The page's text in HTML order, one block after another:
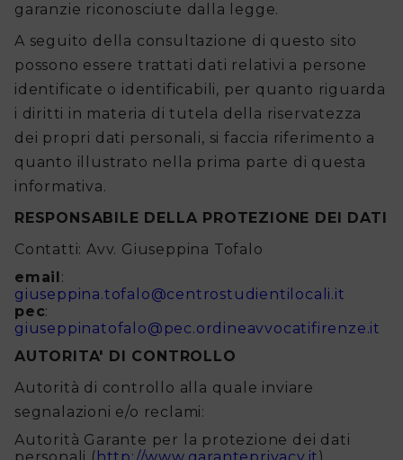
-
Domande
frequenti
Documenti
e
modulistica
garanzie riconosciute dalla legge.
A seguito della consultazione di questo sito
possono essere trattati dati relativi a persone
identificate o identificabili, per quanto riguarda
i diritti in materia di tutela della riservatezza
dei propri dati personali, si faccia riferimento a
quanto illustrato nella prima parte di questa
informativa.
RESPONSABILE DELLA PROTEZIONE DEI DATI
Contatti: Avv. Giuseppina Tofalo
email :
giuseppina.tofalo@centrostudientilocali.it
pec:
giuseppinatofalo@pec.ordineavvocatifirenze.it
AUTORITA' DI CONTROLLO
Autorità di controllo alla quale inviare
segnalazioni e/o reclami:
Autorità Garante per la protezione dei dati